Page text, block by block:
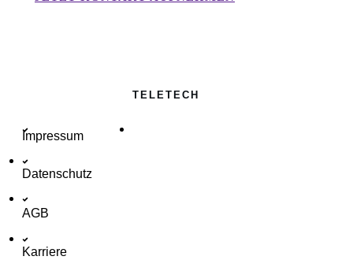
TELETECH
Impressum
Datenschutz
AGB
Karriere